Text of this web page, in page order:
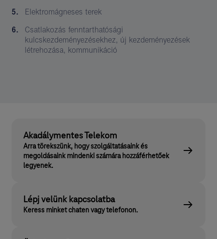
Elektromágneses terek
Csatlakozás fenntarthatósági
kulcskezdeményezésekhez, új kezdeményezések
létrehozása, kommunikáció
Akadálymentes Telekom
Arra törekszünk, hogy szolgáltatásaink és
megoldásaink mindenki számára hozzáférhetőek
legyenek.
Lépj velünk kapcsolatba
Keress minket chaten vagy telefonon.